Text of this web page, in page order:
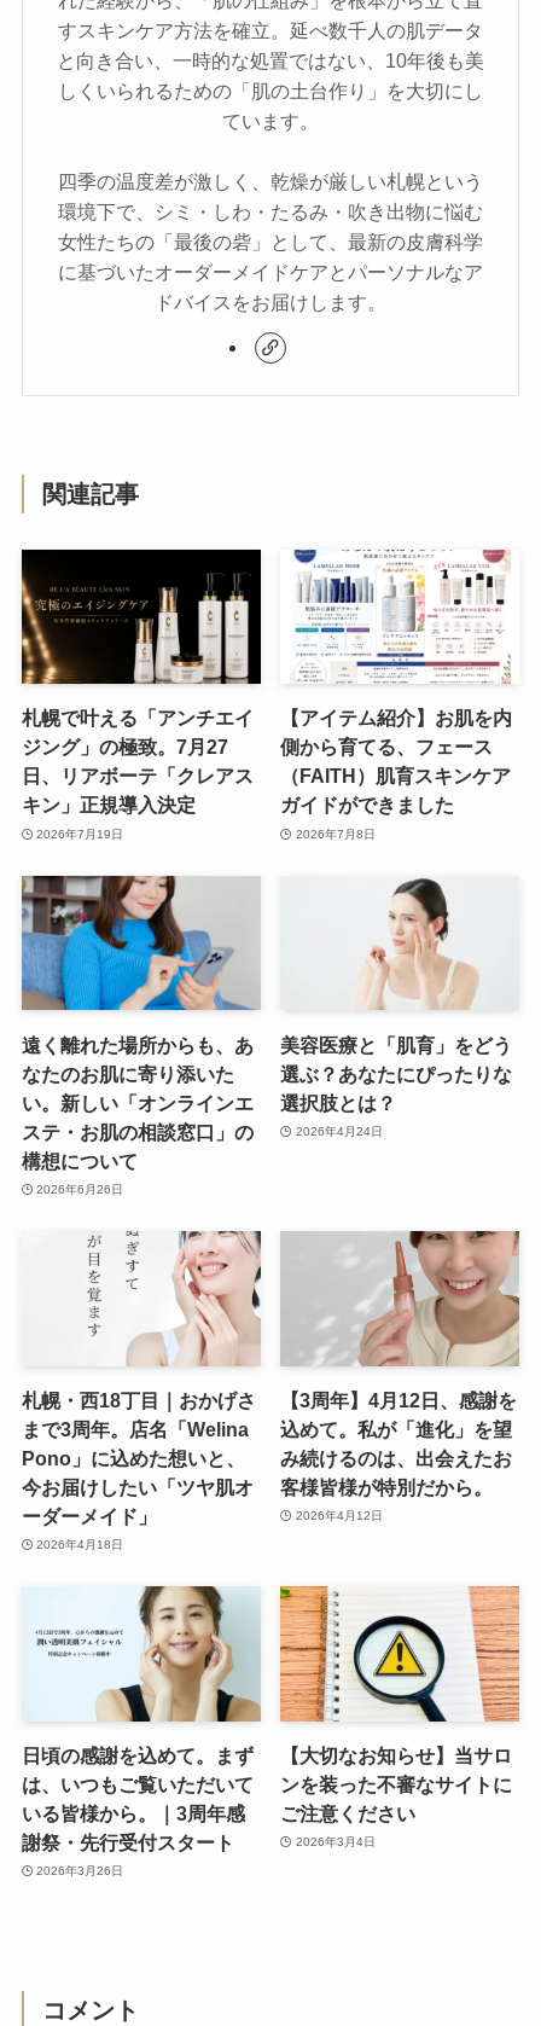
すスキンケア方法を確立。延べ数千人の肌データ
と向き合い、一時的な処置ではない、10年後も美
しくいられるための「肌の土台作り」を大切にし
ています。
四季の温度差が激しく、乾燥が厳しい札幌という
環境下で、シミ・しわ・たるみ・吹き出物に悩む
女性たちの「最後の砦」として、最新の皮膚科学
に基づいたオーダーメイドケアとパーソナルなア
ドバイスをお届けします。
関連記事
札幌で叶える「アンチエイ
ジング」の極致。7月27
日、リアボーテ「クレアス
キン」正規導入決定
2026年7月19日
【アイテム紹介】お肌を内
側から育てる、フェース
（FAITH）肌育スキンケア
ガイドができました
2026年7月8日
遠く離れた場所からも、あ
なたのお肌に寄り添いた
い。新しい「オンラインエ
ステ・お肌の相談窓口」の
構想について
2026年6月26日
美容医療と「肌育」をどう
選ぶ？あなたにぴったりな
選択肢とは？
2026年4月24日
札幌・西18丁目｜おかげさ
まで3周年。店名「Welina
Pono」に込めた想いと、
今お届けしたい「ツヤ肌オ
ーダーメイド」
2026年4月18日
【3周年】4月12日、感謝を
込めて。私が「進化」を望
み続けるのは、出会えたお
客様皆様が特別だから。
2026年4月12日
日頃の感謝を込めて。まず
は、いつもご覧いただいて
いる皆様から。｜3周年感
謝祭・先行受付スタート
2026年3月26日
【大切なお知らせ】当サロ
ンを装った不審なサイトに
ご注意ください
2026年3月4日
コメント